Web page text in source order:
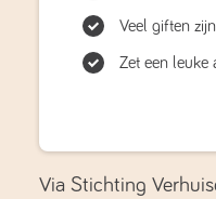
Veel giften
Zet een leuke
Via Stichting